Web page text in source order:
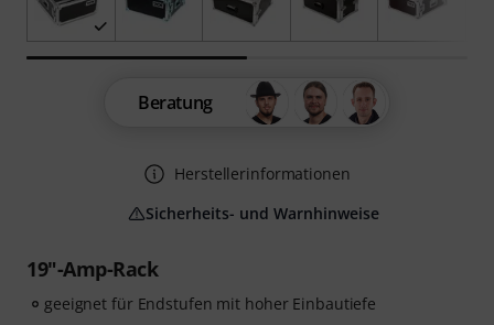
19"-Amp-Rack
geeignet für Endstufen mit hoher Einbautiefe
Beratung
Herstellerinformationen
Sicherheits- und Warnhinweise